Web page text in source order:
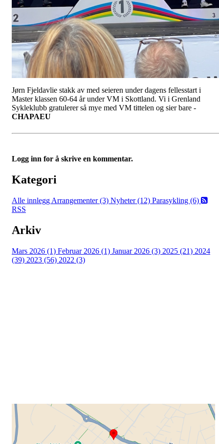
Jørn Fjeldavlie stakk av med seieren under dagens fellesstart i
Master klassen 60-64 år under VM i Skottland. Vi i Grenland
Sykleklubb gratulerer så mye med VM tittelen og sier bare -
CHAPAEU
Logg inn for å skrive en kommentar.
Kategori
Alle innlegg Arrangementer (3) Nyheter (12) Parasykling (6)
RSS
Arkiv
Mars 2026 (1) Februar 2026 (1) Januar 2026 (3) 2025 (21) 2024
(39) 2023 (56) 2022 (3)